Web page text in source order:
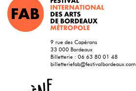
9 rue des Capérans
33 000 Bordeaux
Billetterie : 06 63 80 01 48
billetteriefab@festivalbordeaux.com